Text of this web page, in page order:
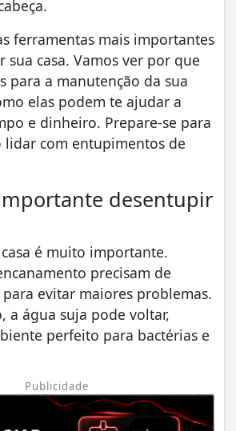
ferramentas mais importantes
sua casa. Vamos ver por que
para a manutenção da sua
elas podem te ajudar a
e dinheiro. Prepare-se para
lidar com entupimentos de
desentupir
é muito importante.
precisam de
evitar maiores problemas.
a água suja pode voltar,
perfeito para bactérias e
Publicidade